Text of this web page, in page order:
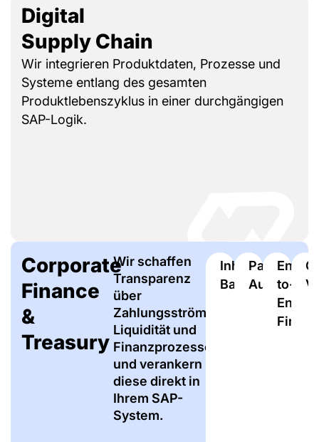
Digital
Supply Chain
Wir integrieren Produktdaten, Prozesse und
Systeme entlang des gesamten
Produktlebenszyklus in einer durchgängigen
SAP-Logik.
Corporate
Finance
&
Treasury
Wir schaffen
Transparenz
über
Zahlungsströme,
Liquidität und
Finanzprozesse
und verankern
diese direkt in
Ihrem SAP-
System.
Inhouse
Banking
Payment
Automation
End-
to-
End